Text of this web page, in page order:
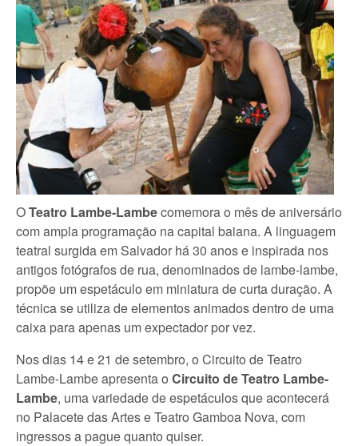
OTeatro Lambe-Lambecomemora o mês de aniversário
com ampla programação na capital baiana. A linguagem
teatral surgida em Salvador há 30 anos e inspirada nos
antigos fotógrafos de rua, denominados de lambe-lambe,
propõe um espetáculo em miniatura de curta duração. A
técnica se utiliza de elementos animados dentro de uma
caixa para apenas um expectador por vez.
Nos dias 14 e 21 de setembro, o Circuito de Teatro
Lambe-Lambe apresenta o Circuito de Teatro Lambe-
Lambe, uma variedade de espetáculos que acontecerá
no Palacete das Artes e Teatro Gamboa Nova, com
ingressos a pague quanto quiser.